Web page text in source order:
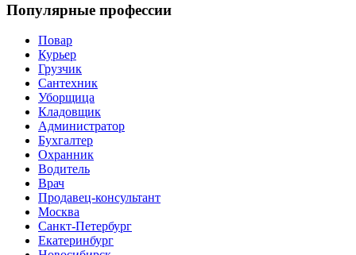
Популярные профессии
Повар
Курьер
Грузчик
Сантехник
Уборщица
Кладовщик
Администратор
Бухгалтер
Охранник
Водитель
Врач
Продавец-консультант
Москва
Санкт-Петербург
Екатеринбург